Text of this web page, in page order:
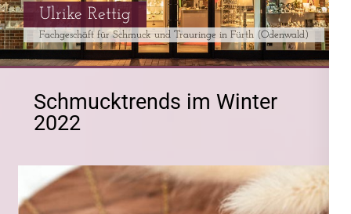
Ob modische Ketten im Glitzerlook oder Gold- und
Brillantschmuck
Schmucktrends im Winter
2022